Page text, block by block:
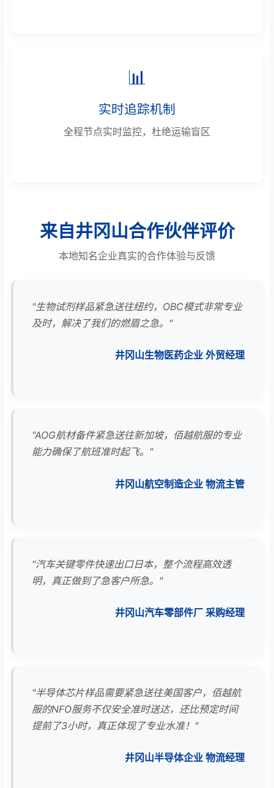
📊
实时追踪机制
全程节点实时监控，杜绝运输盲区
来自井冈山合作伙伴评价
本地知名企业真实的合作体验与反馈
"生物试剂样品紧急送往纽约，OBC模式非常专业
及时，解决了我们的燃眉之急。"
井冈山生物医药企业 外贸经理
"AOG航材备件紧急送往新加坡，佰越航服的专业
能力确保了航班准时起飞。"
井冈山航空制造企业 物流主管
"汽车关键零件快速出口日本，整个流程高效透
明，真正做到了急客户所急。"
井冈山汽车零部件厂 采购经理
"半导体芯片样品需要紧急送往美国客户，佰越航
服的NFO服务不仅安全准时送达，还比预定时间
提前了3小时，真正体现了专业水准！"
井冈山半导体企业 物流经理